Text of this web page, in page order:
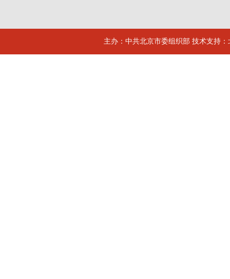
主办：中共北京市委组织部 技术支持